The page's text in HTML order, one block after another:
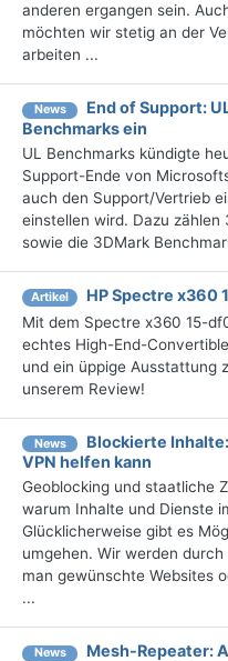
anderen ergangen sein.
möchten wir stetig an der
arbeiten ...
News
End of Support:
Benchmarks ein
UL Benchmarks kündigte
Support-Ende von
auch den Support/Vertrieb
einstellen wird. Dazu zählen
sowie die 3DMark
Artikel HP Spectre x360
Mit dem Spectre x360 15-
echtes High-End-
und ein üppige Ausstattung
unserem Review!
News
Blockierte
VPN helfen kann
Geoblocking und staatliche
warum Inhalte und Dienste
Glücklicherweise gibt es
umgehen. Wir werden
man gewünschte Websites
...
News
Mesh-Repeater: